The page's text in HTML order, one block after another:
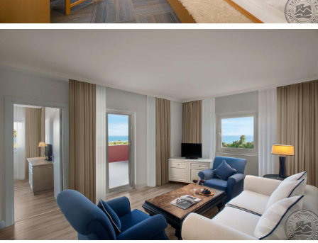
Telefono numeris:+90 242 725 41 02
Internetinė svetainė: https://santai.ichotels.com.tr/